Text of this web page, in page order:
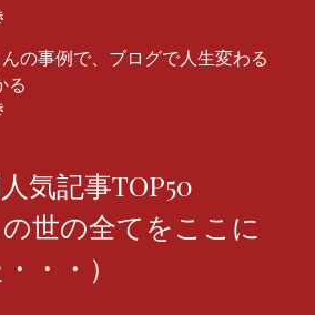
の事例で、ブログで人生変わる
る
気記事TOP50
の世の全てをここに
・・）